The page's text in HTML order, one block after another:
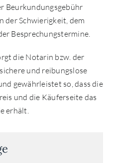
Beurkundungsgebühr
der Schwierigkeit, dem
Besprechungstermine.
die Notarin bzw. der
und reibungslose
gewährleistet so, dass die
und die Käuferseite das
erhält.